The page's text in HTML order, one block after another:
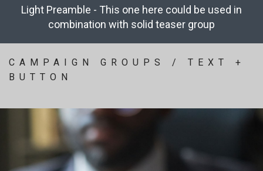
Light Preamble - This one here could be used in
combination with solid teaser group
CAMPAIGN GROUPS / TEXT +
BUTTON